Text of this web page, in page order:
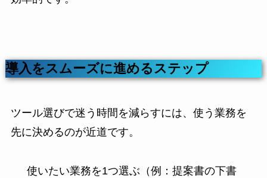
導入をスムーズに進めるステップ
ツール選びで迷う時間を減らすには、使う業務を
先に決めるのが近道です。
使いたい業務を1つ選ぶ（例：提案書の下書